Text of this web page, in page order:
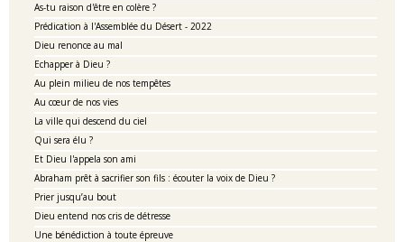
As-tu raison d'être en colère ?
Prédication à l'Assemblée du Désert - 2022
Dieu renonce au mal
Echapper à Dieu ?
Au plein milieu de nos tempêtes
Au cœur de nos vies
La ville qui descend du ciel
Qui sera élu ?
Et Dieu l'appela son ami
Abraham prêt à sacrifier son fils : écouter la voix de Dieu ?
Prier jusqu’au bout
Dieu entend nos cris de détresse
Une bénédiction à toute épreuve